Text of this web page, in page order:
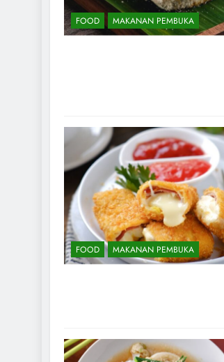
FOOD MAKANAN PEMBUKA
FOOD MAKANAN PEMBUKA